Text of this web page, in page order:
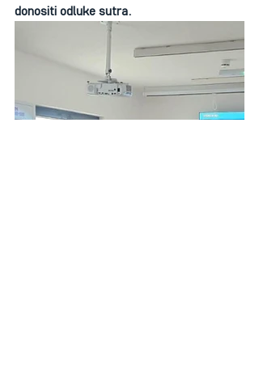
donositi odluke sutra.